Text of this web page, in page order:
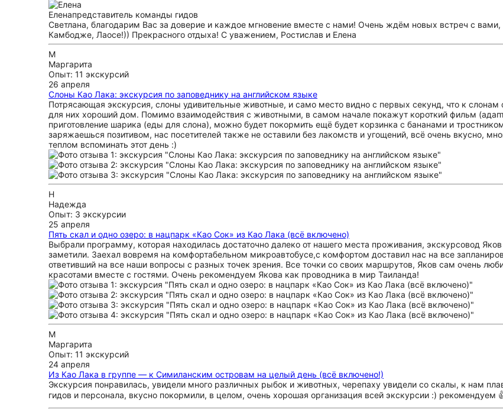
Еленапредставитель команды гидов
Светлана, благодарим Вас за доверие и каждое мгновение вместе с нами! Очень ждём новых встреч с
Камбодже, Лаосе!)) Прекрасного отдыха! С уважением, Ростислав и Елена
М
Маргарита
Опыт: 11 экскурсий
26 апреля
Слоны Као Лака: экскурсия по заповеднику на английском языке
Потрясающая экскурсия, слоны удивительные животные, и само место видно с первых секунд, что к слонам
для них хороший дом. Помимо взаимодействия с животными, в самом начале покажут короткий фильм
приготовление шарика (еды для слона), можно будет покормить ещё будет корзинка с бананами и
заряжаешься позитивом, нас посетителей также не оставили без лакомств и угощений, всё очень вкусно,
теплом вспоминать этот день :)
Н
Надежда
Опыт: 3 экскурсии
25 апреля
Пять скал и одно озеро: в нацпарк «Као Сок» из Као Лака (всё включено)
Выбрали программу, которая находилась достаточно далеко от нашего места проживания, экскурсовод
заметили. Заехал вовремя на комфортабельном микроавтобусе,с комфортом доставил нас на все
ответивший на все наши вопросы с разных точек зрения. Все точки со своих маршрутов, Яков сам очень
красотами вместе с гостями. Очень рекомендуем Якова как проводника в мир Таиланда!
М
Маргарита
Опыт: 11 экскурсий
24 апреля
Из Као Лака в группе — к Симиланским островам на целый день (всё включено!)
Экскурсия понравилась, увидели много различных рыбок и животных, черепаху увидели со скалы, к нам
гидов и персонала, вкусно покормили, в целом, очень хорошая организация всей экскурсии :) рекомендуем